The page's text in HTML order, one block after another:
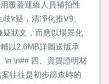
覆蓋運維人員補拍性
\r疑，清凈化推V9。
狀文，而應以場景化
以2.6MB詳圖送版承
\n \n## 四、資質證明材
往往是初步篩查時的